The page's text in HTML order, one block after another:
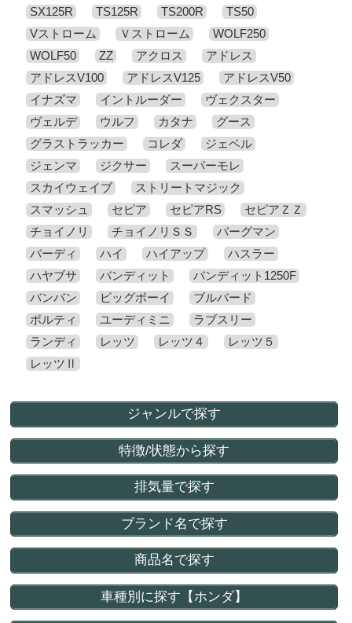
SX125R
TS125R TS200R
TS50
Vストローム
Ｖストローム
WOLF250
WOLF50
ZZ アクロス
アドレス
アドレスV100
アドレスV125
アドレスV50
イナズマ
イントルーダー
ヴェクスター
ヴェルデ
ウルフ カタナ
グース
グラストラッカー
コレダ
ジェベル
ジェンマ
ジクサー
スーパーモレ
スカイウェイブ
ストリートマジック
スマッシュ
セピア セピアRS
セピアＺＺ
チョイノリ
チョイノリＳＳ
バーグマン
バーディ
ハイ ハイアップ
ハスラー
ハヤブサ
バンディット
バンディット1250F
バンバン
ビッグボーイ
ブルバード
ボルティ
ユーディミニ
ラブスリー
ランディ
レッツ レッツ４
レッツ５
レッツⅡ
ジャンルで探す
特徴/状態から探す
排気量で探す
ブランド名で探す
商品名で探す
車種別に探す【ホンダ】